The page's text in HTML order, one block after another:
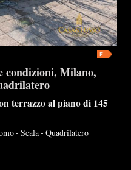
condizioni, Milano,
terrazzo al piano di 145
- Scala - Quadrilatero